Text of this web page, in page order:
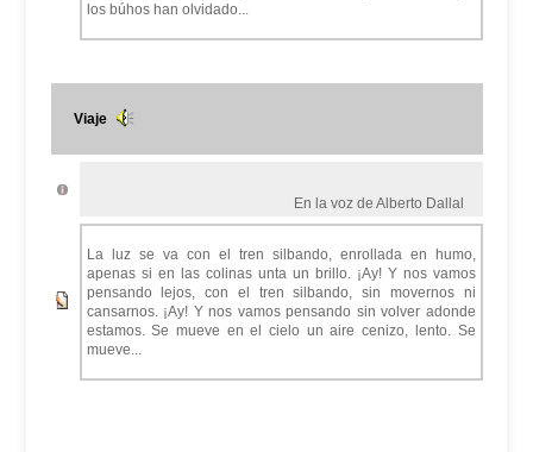
los búhos han olvidado...
Viaje
En la voz de Alberto Dallal
La luz se va con el tren silbando, enrollada en humo,
apenas si en las colinas unta un brillo. ¡Ay! Y nos vamos
pensando lejos, con el tren silbando, sin movernos ni
cansarnos. ¡Ay! Y nos vamos pensando sin volver adonde
estamos. Se mueve en el cielo un aire cenizo, lento. Se
mueve...